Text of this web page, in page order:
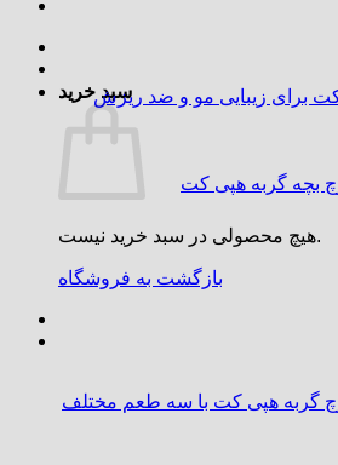
سبد خرید
هیچ محصولی در سبد خرید نیست.
بازگشت به فروشگاه
برای زیبایی مو و ضد ریزش